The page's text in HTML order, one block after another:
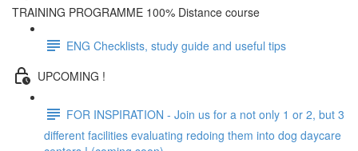
TRAINING PROGRAMME 100% Distance course
ENG Checklists, study guide and useful tips
UPCOMING !
FOR INSPIRATION - Join us for a not only 1 or 2, but 3
different facilities evaluating redoing them into dog daycare